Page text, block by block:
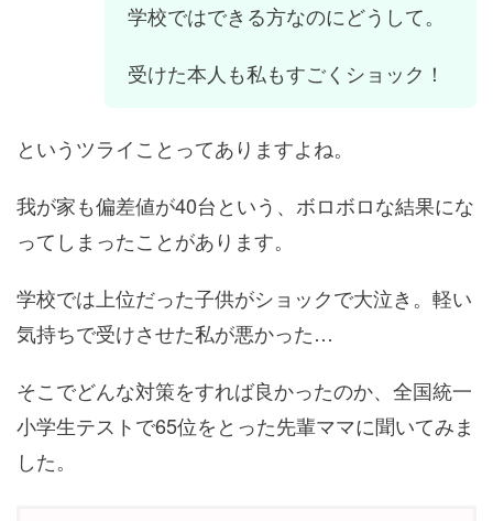
学校ではできる方なのにどうして。
受けた本人も私もすごくショック！
というツライことってありますよね。
我が家も偏差値が40台という、ボロボロな結果にな
ってしまったことがあります。
学校では上位だった子供がショックで大泣き。軽い
気持ちで受けさせた私が悪かった…
そこでどんな対策をすれば良かったのか、全国統一
小学生テストで65位をとった先輩ママに聞いてみま
した。